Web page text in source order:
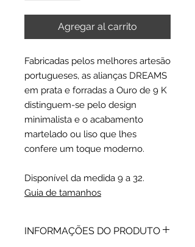
Agregar al carrito
Fabricadas pelos melhores artesão
portugueses, as alianças DREAMS
em prata e forradas a Ouro de 9 K
distinguem-se pelo design
minimalista e o acabamento
martelado ou liso que lhes
confere um toque moderno.
Disponível da medida 9 a 32.
Guia de tamanhos
INFORMAÇÕES DO PRODUTO